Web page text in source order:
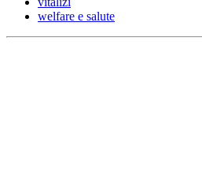
welfare e salute